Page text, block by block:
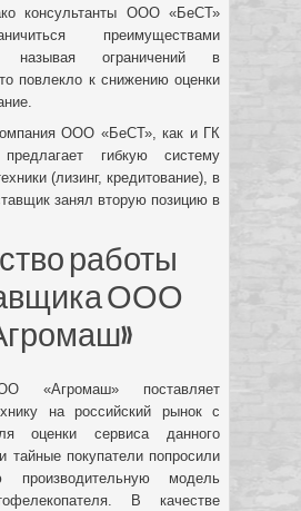
консультанты ООО «БеСТ»
преимуществами
ограничений в
повлекло к снижению оценки
ООО «БеСТ», как и ГК
предлагает гибкую систему
(лизинг, кредитование), в
занял вторую позицию в
работы
ООО
«Агромаш» поставляет
на российский рынок с
оценки сервиса данного
тайные покупатели попросили
производительную модель
В качестве